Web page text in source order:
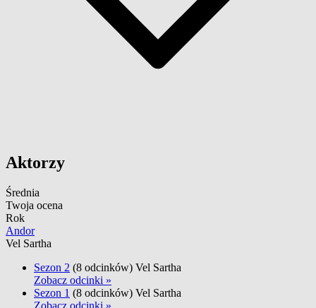
Aktorzy
Średnia
Twoja ocena
Rok
Andor
Vel Sartha
Sezon 2 (8 odcinków) Vel Sartha
Zobacz odcinki »
Sezon 1 (8 odcinków) Vel Sartha
Zobacz odcinki »